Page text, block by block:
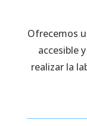
Ofrecemos
accesible
realizar la